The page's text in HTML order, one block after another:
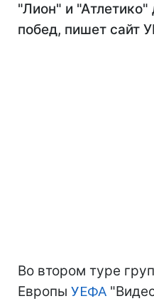
"Лион" и
побед, пишет сайт
Во втором туре
Европы УЕФА